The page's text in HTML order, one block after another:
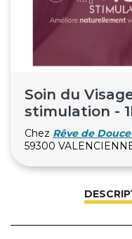
Soin du
stimulation -
Chez Rêve de
59300